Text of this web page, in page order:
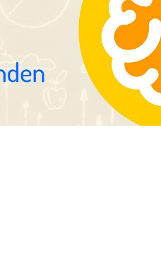
Gestoría Online reduce a unas
horas el alta de autónomo